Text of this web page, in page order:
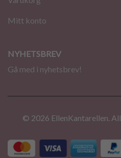
Mitt konto
NYHETSBREV
Gå med i nyhetsbrev!
© 2026 EllenKantarellen.